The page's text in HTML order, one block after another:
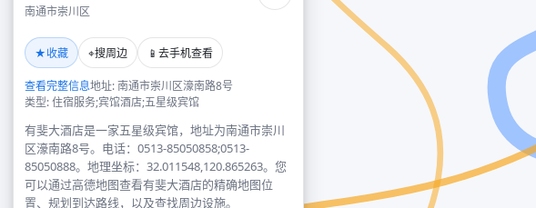
南通市崇川区
★收藏 ⌖搜周边 📱 去手机查看
查看完整信息地址: 南通市崇川区濠南路8号
类型: 住宿服务;宾馆酒店;五星级宾馆
有斐大酒店是一家五星级宾馆，地址为南通市崇川
区濠南路8号。电话：0513-85050858;0513-
85050888。地理坐标：32.011548,120.865263。您
可以通过高德地图查看有斐大酒店的精确地图位
置、规划到达路线，以及查找周边设施。